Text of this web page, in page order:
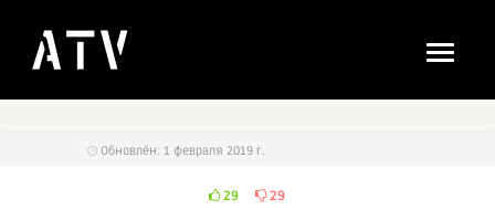
Обновлён: 1 февраля 2019 г.
29 29